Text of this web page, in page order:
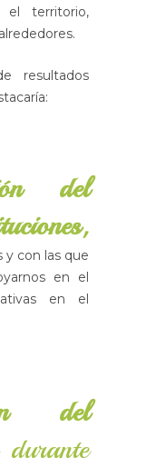
territorio,
resultados
del
con las que
en el
en el
del